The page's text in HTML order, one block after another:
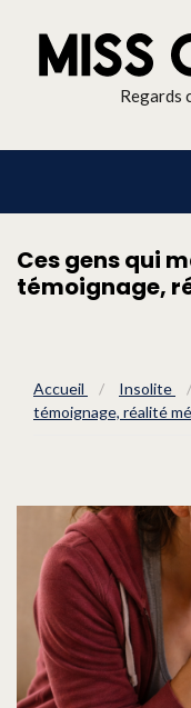
Regards
Ces gens qui
témoignage,
Accueil / Insolite /
témoignage, réalité